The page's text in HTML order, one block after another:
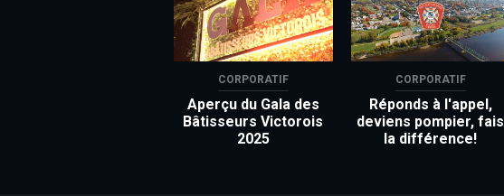
CORPORATIF
Aperçu du Gala des
Bâtisseurs Victorois
2025
CORPORATIF
Réponds à l'appel,
deviens pompier, fais
la différence!